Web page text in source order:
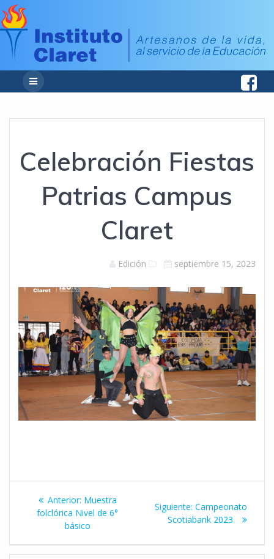
Celebración Fiestas
Patrias Campus
Claret
Edición septiembre 15, 2023
Navegación
entradas
Anterior: Entrada
anterior:
Muestra
folclórica Nivel de 6°
básico
Siguiente: Siguiente
entrada:
Campeonato
Scotiabank 2023